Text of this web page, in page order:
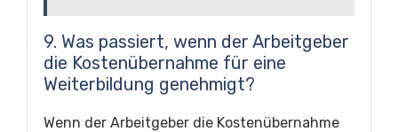
9. Was passiert, wenn der Arbeitgeber
die Kostenübernahme für eine
Weiterbildung genehmigt?
Wenn der Arbeitgeber die Kostenübernahme